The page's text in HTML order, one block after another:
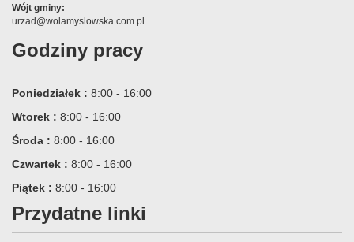
Wójt gminy:
urzad@wolamyslowska.com.pl
Godziny pracy
Poniedziałek : 8:00 - 16:00
Wtorek : 8:00 - 16:00
Środa : 8:00 - 16:00
Czwartek : 8:00 - 16:00
Piątek : 8:00 - 16:00
Przydatne linki